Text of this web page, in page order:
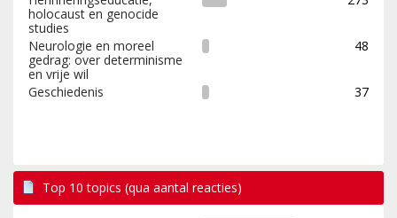
holocaust en genocide
studies
Neurologie en moreel
gedrag: over determinisme
en vrije wil
48
Geschiedenis 37
Top 10 topics (qua aantal reacties)